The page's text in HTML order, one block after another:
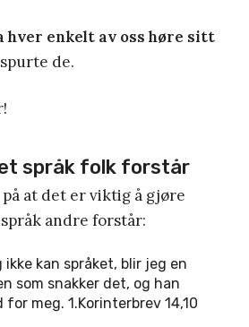
hver enkelt av oss høre sitt
spurte de.
språk folk forstår
at det er viktig å gjøre
andre forstår:
ikke kan språket, blir jeg en
som snakker det, og han
meg. 1.Korinterbrev 14,10